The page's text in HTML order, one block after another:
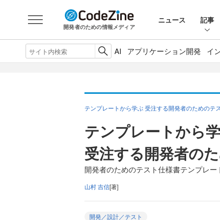
開発者のための情報メディア
ニュース 記事
AI アプリケーション開発 イ
テンプレートから学ぶ 受注する開発者のためのテ
テンプレートから
受注する開発者の
開発者のためのテスト仕様書テンプレー
山村 吉信[著]
開発／設計／テスト